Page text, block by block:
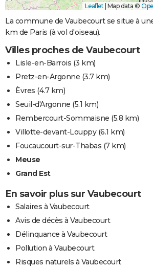
Leaflet Map data ©
La commune de Vaubecourt se situe à
km de Paris (à vol d'oiseau).
Villes proches de Vaubecourt
Lisle-en-Barrois (3 km)
Pretz-en-Argonne (3.7 km)
Èvres (4.7 km)
Seuil-d'Argonne (5.1 km)
Rembercourt-Sommaisne (5.8 km)
Villotte-devant-Louppy(6.1 km)
Foucaucourt-sur-Thabas (7 km)
Meuse
Grand Est
En savoir plus sur Vaubecourt
Salaires à Vaubecourt
Avis de décès à Vaubecourt
Délinquance à Vaubecourt
Pollution à Vaubecourt
Risques naturels à Vaubecourt